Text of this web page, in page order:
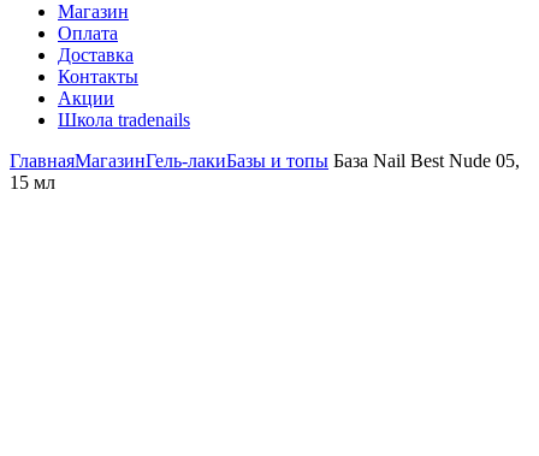
Магазин
Оплата
Доставка
Контакты
Акции
Школа tradenails
ГлавнаяМагазинГель-лакиБазы и топы База Nail Best Nude 05,
15 мл